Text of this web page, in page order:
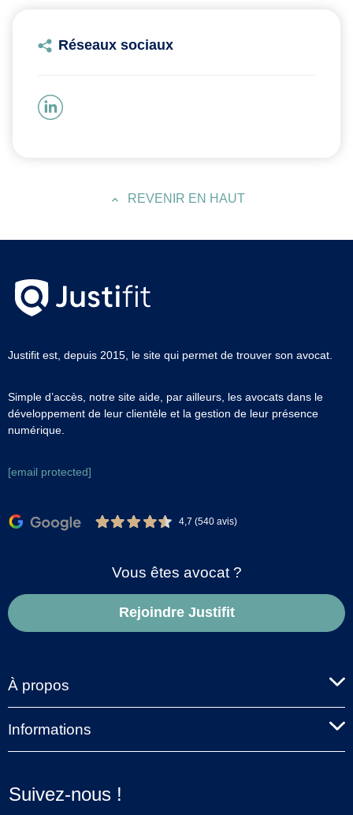
Réseaux sociaux
REVENIR EN HAUT
Justifit est, depuis 2015, le site qui permet de trouver son avocat.
Simple d’accès, notre site aide, par ailleurs, les avocats dans le
développement de leur clientèle et la gestion de leur présence
numérique.
[email protected]
4,7 (540 avis)
Vous êtes avocat ?
Rejoindre Justifit
À propos
Informations
Suivez-nous !